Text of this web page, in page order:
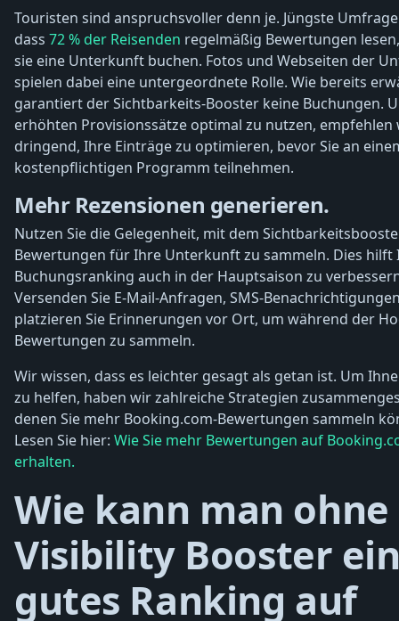
Touristen sind anspruchsvoller denn je. Jüngste
dass 72 % der Reisenden regelmäßig Bewertungen
sie eine Unterkunft buchen. Fotos und Webseiten der
spielen dabei eine untergeordnete Rolle. Wie bereits
garantiert der Sichtbarkeits-Booster keine Buchungen.
erhöhten Provisionssätze optimal zu nutzen, empfehlen
dringend, Ihre Einträge zu optimieren, bevor Sie an
kostenpflichtigen Programm teilnehmen.
Mehr Rezensionen generieren.
Nutzen Sie die Gelegenheit, mit dem
Bewertungen für Ihre Unterkunft zu sammeln. Dies hilft
Buchungsranking auch in der Hauptsaison zu
Versenden Sie E-Mail-Anfragen, SMS-
platzieren Sie Erinnerungen vor Ort, um während der
Bewertungen zu sammeln.
Wir wissen, dass es leichter gesagt als getan ist. Um
zu helfen, haben wir zahlreiche Strategien
denen Sie mehr Booking.com-Bewertungen sammeln
Lesen Sie hier: Wie Sie mehr Bewertungen auf
erhalten.
Wie kann man ohne
Visibility Booster
gutes Ranking auf